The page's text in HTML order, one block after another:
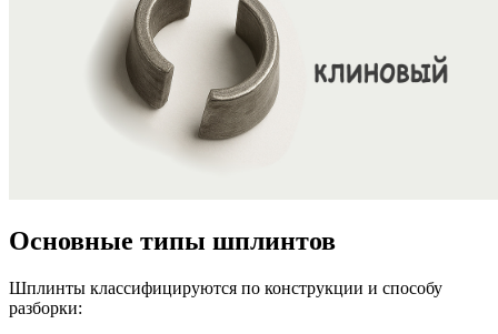
Основные типы шплинтов
Шплинты классифицируются по конструкции и способу
разборки: